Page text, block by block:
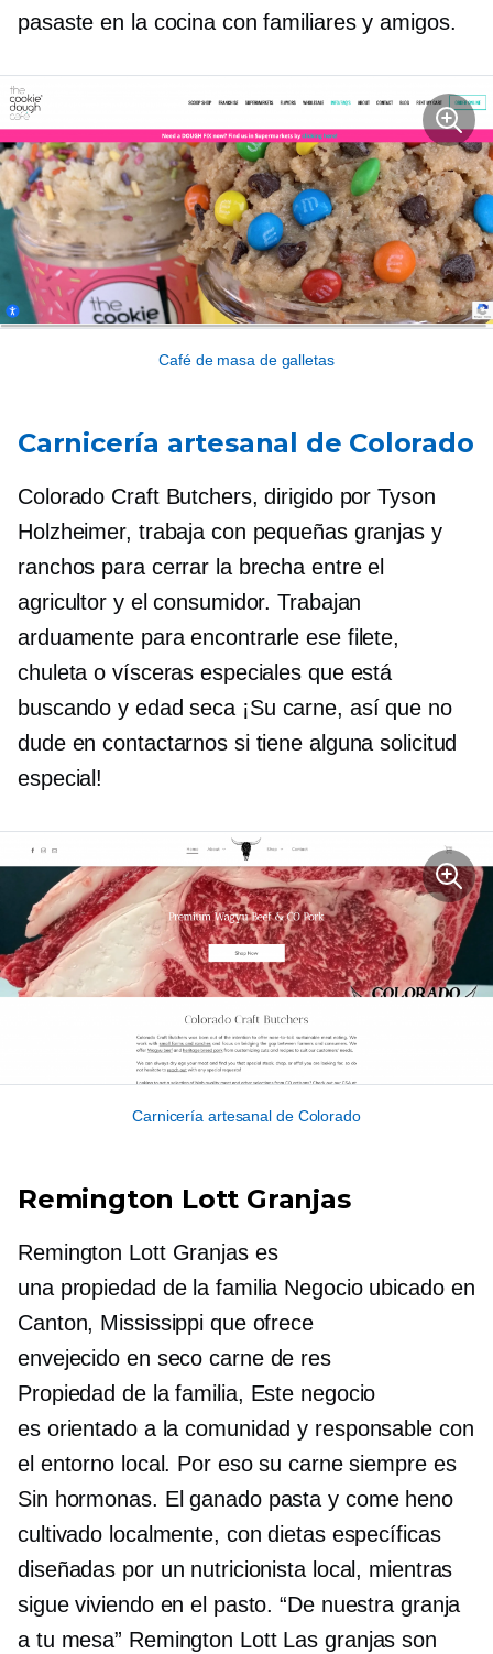
pasaste en la cocina con familiares y amigos.
Café de masa de galletas
Carnicería artesanal de Colorado
Colorado Craft Butchers, dirigido por Tyson
Holzheimer, trabaja con pequeñas granjas y
ranchos para cerrar la brecha entre el
agricultor y el consumidor. Trabajan
arduamente para encontrarle ese filete,
chuleta o vísceras especiales que está
buscando y edad seca ¡Su carne, así que no
dude en contactarnos si tiene alguna solicitud
especial!
Carnicería artesanal de Colorado
Remington Lott Granjas
Remington LottGranjas es
una propiedad de la familia Negocio ubicado en
Canton, Mississippi que ofrece
envejecido en seco carne de res
Propiedad de la familia, Este negocio
es orientado a la comunidad y responsable con
el entorno local. Por eso su carne siempre es
Sin hormonas. El ganado pasta y come heno
cultivado localmente, con dietas específicas
diseñadas por un nutricionista local, mientras
sigue viviendo en el pasto. “De nuestra granja
a tu mesa” Remington LottLas granjas son